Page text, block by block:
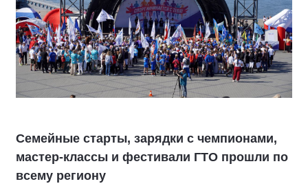
Семейные старты, зарядки с чемпионами,
мастер-классы и фестивали ГТО прошли по
всему региону